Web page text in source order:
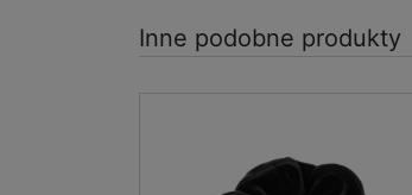
Inne podobne produkty